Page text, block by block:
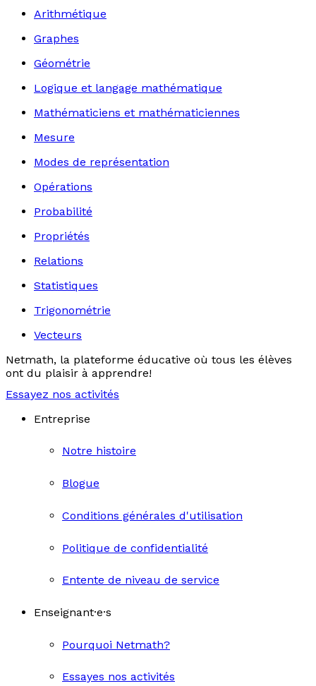
Arithmétique
Graphes
Géométrie
Logique et langage mathématique
Mathématiciens et mathématiciennes
Mesure
Modes de représentation
Opérations
Probabilité
Propriétés
Relations
Statistiques
Trigonométrie
Vecteurs
Netmath, la plateforme éducative où tous les élèves
ont du plaisir à apprendre!
Essayez nos activités
Entreprise
Notre histoire
Blogue
Conditions générales d'utilisation
Politique de confidentialité
Entente de niveau de service
Enseignant·e·s
Pourquoi Netmath?
Essayes nos activités